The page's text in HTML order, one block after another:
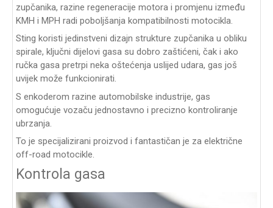
zupčanika, razine regeneracije motora i promjenu između
KMH i MPH radi poboljšanja kompatibilnosti motocikla.
Sting koristi jedinstveni dizajn strukture zupčanika u obliku
spirale, ključni dijelovi gasa su dobro zaštićeni, čak i ako
ručka gasa pretrpi neka oštećenja uslijed udara, gas još
uvijek može funkcionirati.
S enkoderom razine automobilske industrije, gas
omogućuje vozaču jednostavno i precizno kontroliranje
ubrzanja.
To je specijalizirani proizvod i fantastičan je za električne
off-road motocikle.
Kontrola gasa